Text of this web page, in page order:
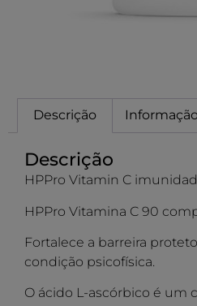
Descrição
Descrição
HPPro Vitamin C
HPPro Vitamina C 90
Fortalece a barreira
condição psicofísica.
O ácido L-ascórbico é